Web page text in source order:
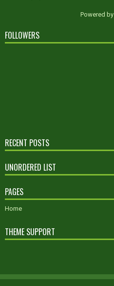
Powered by
FOLLOWERS
RECENT POSTS
UNORDERED LIST
PAGES
Home
THEME SUPPORT